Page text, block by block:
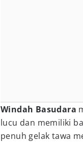
Windah Basudara
lucu dan memiliki
penuh gelak tawa